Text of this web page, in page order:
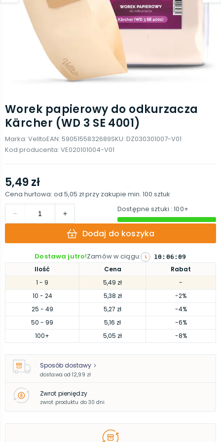
Worek papierowy do odkurzacza
Kärcher (WD 3 SE 4001)
Marka: VelltoEAN: 5905155832689SKU: DZ030301007-V01
Kod producenta: VE020101004-V01
Ilość Cena
Rabat
1 - 9 5,49 zł
-
10 - 24 5,38 zł
-2%
25 - 49 5,27 zł
-4%
50 - 99 5,16 zł
-6%
100+ 5,05 zł -8%
5,49 zł
Cena hurtowa: od 5,05 złprzy zakupie min. 100 sztuk
Dostępne sztuki : 100+
Dodaj do koszyka
Dostawa jutro!Zamów w ciągu: 10 : 06 :08
Sposób dostawy
dostawa od 12,99 zł
Zwrot pieniędzy
zwrot produktu do 30 dni